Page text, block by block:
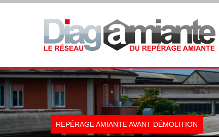
REPÉRAGE AMIANTE AVANT DÉMOLITION